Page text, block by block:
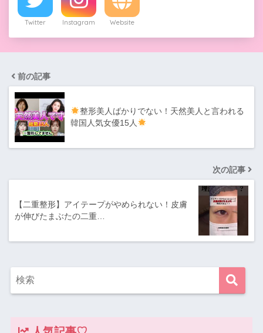
Twitter Instagram Website
前の記事
整形美人ばかりでない！天然美人と言われる
韓国人気女優15人
次の記事
【二重整形】アイテープがやめられない！皮膚
が伸びたまぶたの二重…